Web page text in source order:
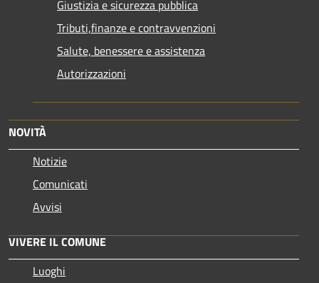
Giustizia e sicurezza pubblica
Tributi,finanze e contravvenzioni
Salute, benessere e assistenza
Autorizzazioni
NOVITÀ
Notizie
Comunicati
Avvisi
VIVERE IL COMUNE
Luoghi